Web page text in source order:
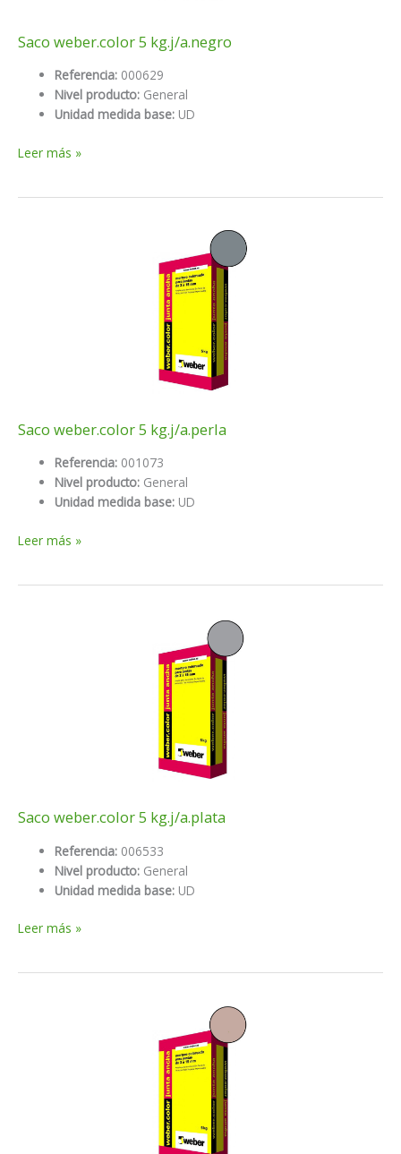
Saco weber.color 5 kg.j/a.negro
Referencia: 000629
Nivel producto: General
Unidad medida base: UD
Saco
Leer más »
Saco weber.color 5 kg.j/a.perla
Referencia: 001073
Nivel producto: General
Unidad medida base: UD
Saco
Leer más »
Saco weber.color 5 kg.j/a.plata
Referencia: 006533
Nivel producto: General
Unidad medida base: UD
Saco
Leer más »